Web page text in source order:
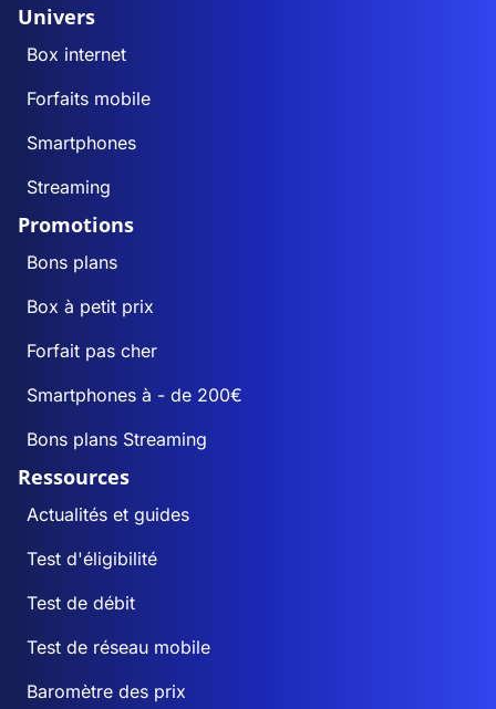
Univers
Box internet
Forfaits mobile
Smartphones
Streaming
Promotions
Bons plans
Box à petit prix
Forfait pas cher
Smartphones à - de 200€
Bons plans Streaming
Ressources
Actualités et guides
Test d'éligibilité
Test de débit
Test de réseau mobile
Baromètre des prix